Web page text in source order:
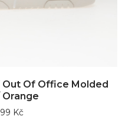
Of Office Molded
Kč